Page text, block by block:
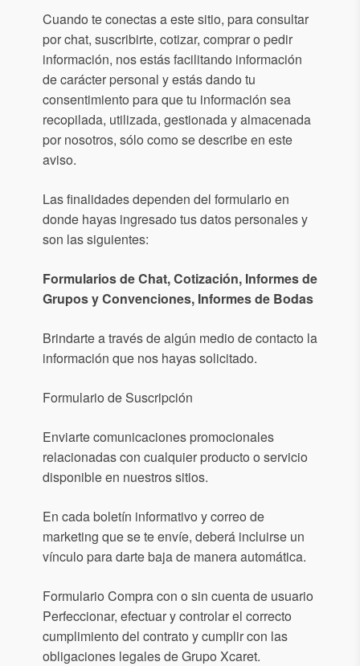
Cuando te conectas a este sitio, para consultar
por chat, suscribirte, cotizar, comprar o pedir
información, nos estás facilitando información
de carácter personal y estás dando tu
consentimiento para que tu información sea
recopilada, utilizada, gestionada y almacenada
por nosotros, sólo como se describe en este
aviso.
Las finalidades dependen del formulario en
donde hayas ingresado tus datos personales y
son las siguientes:
Formularios de Chat, Cotización, Informes de
Grupos y Convenciones, Informes de Bodas
Brindarte a través de algún medio de contacto la
información que nos hayas solicitado.
Formulario de Suscripción
Enviarte comunicaciones promocionales
relacionadas con cualquier producto o servicio
disponible en nuestros sitios.
En cada boletín informativo y correo de
marketing que se te envíe, deberá incluirse un
vínculo para darte baja de manera automática.
Formulario Compra con o sin cuenta de usuario
Perfeccionar, efectuar y controlar el correcto
cumplimiento del contrato y cumplir con las
obligaciones legales de Grupo Xcaret.